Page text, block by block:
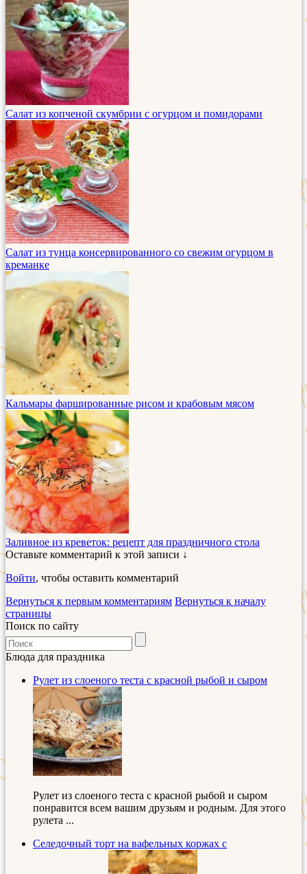
Салат из копченой скумбрии с огурцом и помидорами
Салат из тунца консервированного со свежим огурцом в
креманке
Кальмары фаршированные рисом и крабовым мясом
Заливное из креветок: рецепт для праздничного стола
Оставьте комментарий к этой записи ↓
Войти, чтобы оставить комментарий
Вернуться к первым комментариям Вернуться к началу
страницы
Поиск по сайту
Блюда для праздника
Рулет из слоеного теста с красной рыбой и сыром
Рулет из слоеного теста с красной рыбой и сыром
понравится всем вашим друзьям и родным. Для этого
рулета ...
Селедочный торт на вафельных коржах с